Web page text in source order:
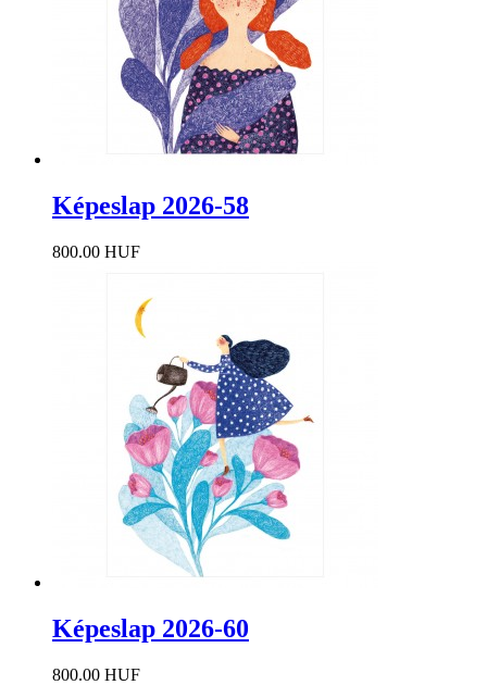
Képeslap 2026-58
800.00 HUF
Képeslap 2026-60
800.00 HUF